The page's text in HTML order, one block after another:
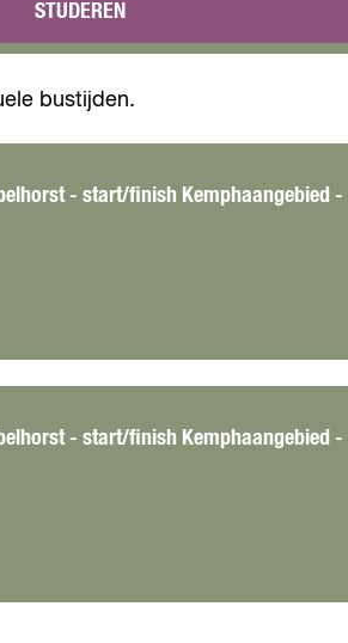
STUDEREN
bustijden.
- start/finish Kemphaangebied -
- start/finish Kemphaangebied -